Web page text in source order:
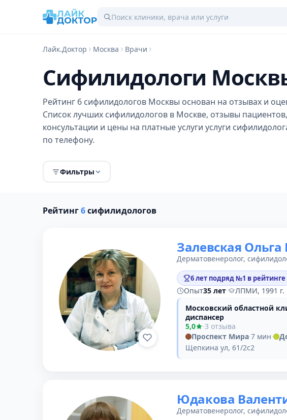
Лайк.Доктор Москва Врачи
Сифилидологи
Рейтинг 6 сифилидологов Москвы основан на отзывах и
Список лучших сифилидологов в Москве, отзывы
консультации и цены на платные услуги услуги
по телефону.
Фильтры
Рейтинг6сифилидологов
Залевская
Дерматовенеролог,
6 лет подряд №1 в рейтинге
Опыт35 лет·
ЛПМИ, 1991 г.
Московский областной
диспансер
5,0
·3 отзыва
Проспект Мира·7 мин·
Щепкина ул, 61/2с2
Юдакова
Дерматовенеролог,